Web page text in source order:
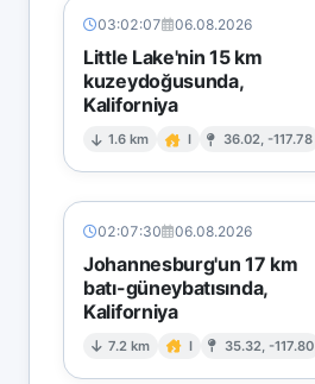
03:02:07 06.08.2026
Little Lake'nin 15 km
kuzeydoğusunda,
Kaliforniya
1.6 km I 36.02, -117.78
02:07:30 06.08.2026
Johannesburg'un 17 km
batı-güneybatısında,
Kaliforniya
7.2 km I 35.32, -117.80